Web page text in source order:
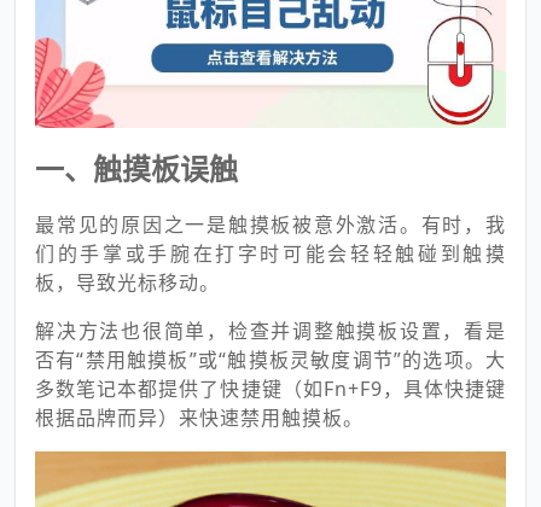
一、触摸板误触
最常见的原因之一是触摸板被意外激活。有时，我
们的手掌或手腕在打字时可能会轻轻触碰到触摸
板，导致光标移动。
解决方法也很简单，检查并调整触摸板设置，看是
否有“禁用触摸板”或“触摸板灵敏度调节”的选项。大
多数笔记本都提供了快捷键（如Fn+F9，具体快捷键
根据品牌而异）来快速禁用触摸板。